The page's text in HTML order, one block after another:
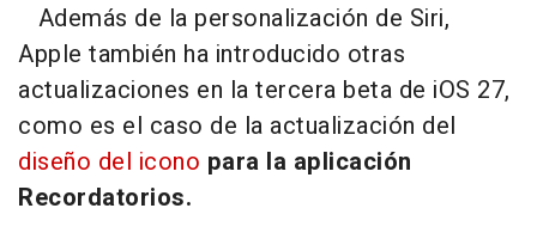
Además de la personalización de Siri,
Apple también ha introducido otras
actualizaciones en la tercera beta de iOS 27,
como es el caso de la actualización del
diseño del icono para la aplicación
Recordatorios.